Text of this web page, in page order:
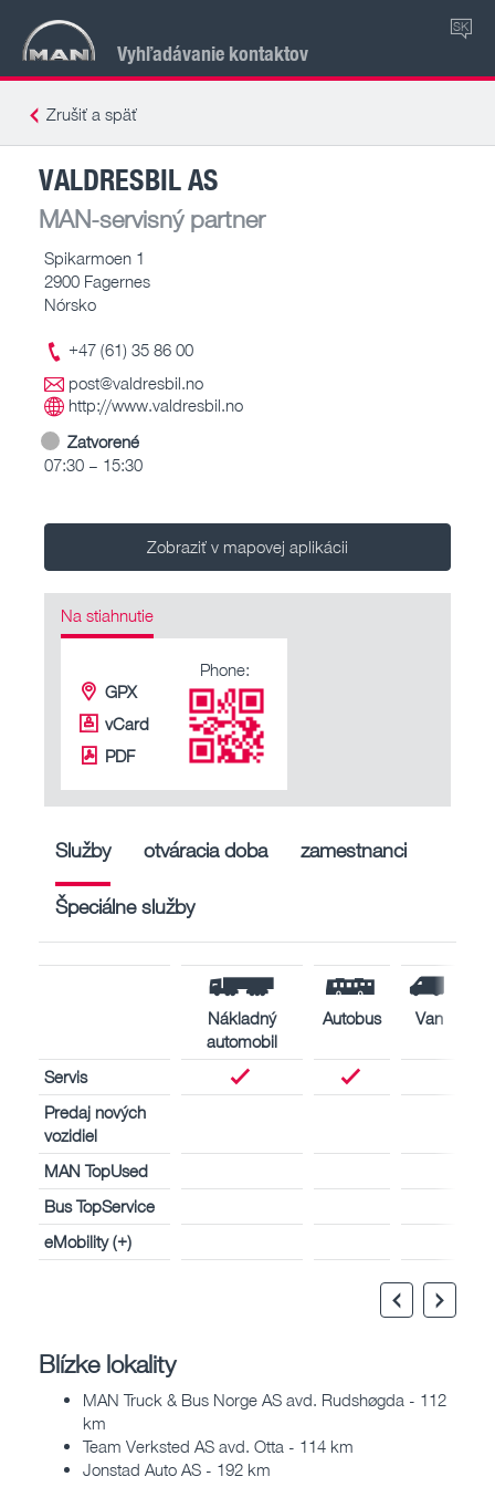
Vyhľadávanie kontaktov
SK
Zrušiť a späť
VALDRESBIL AS
MAN-servisný partner
Spikarmoen 1
2900 Fagernes
Nórsko
+47 (61) 35 86 00
post@valdresbil.no
http://www.valdresbil.no
Zatvorené
07:30 – 15:30
Zobraziť v mapovej aplikácii
Na stiahnutie
GPX
vCard
PDF
Phone:
Služby otváracia doba zamestnanci
Špeciálne služby
Nákladný
automobil
Autobus Van
Servis
Predaj nových
vozidiel
MAN TopUsed
Bus TopService
eMobility (+)
Blízke lokality
MAN Truck & Bus Norge AS avd. Rudshøgda - 112
km
Team Verksted AS avd. Otta - 114 km
Jonstad Auto AS - 192 km